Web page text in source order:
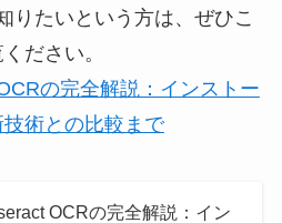
りたいという方は、ぜひこ
ださい。
の完全解説：インストー
術との比較まで
OCRの完全解説：イン